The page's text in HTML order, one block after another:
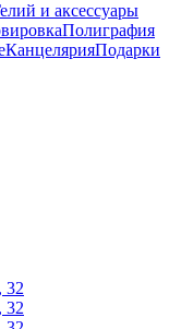
и аксессуары
Полиграфия
КанцелярияПодарки